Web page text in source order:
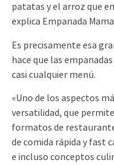
patatas y el arroz que
explica Empanada
Es precisamente esa
hace que las
casi cualquier menú.
«Uno de los aspectos
versatilidad, que
formatos de
de comida rápida y fast
e incluso conceptos